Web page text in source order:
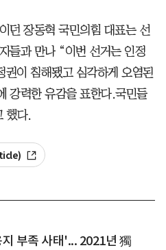
던 장동혁 국민의힘 대표는 선
들과 만나 “이번 선거는 인정
이 침해됐고 심각하게 오염된
강력한 유감을 표한다.국민들
했다.
부족 사태'... 2021년 獨